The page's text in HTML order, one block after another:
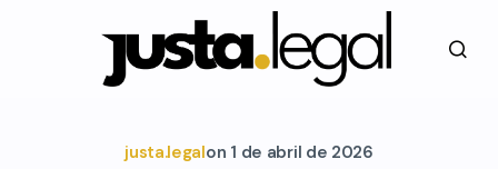
justa.legalon 1 de abril de 2026